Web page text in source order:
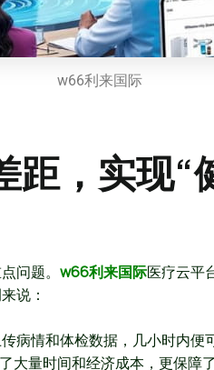
w66利来国际
距，实现“
问题。 w66利来国际医疗云平
说：
病情和体检数据，几小时内便
大量时间和经济成本，更保障